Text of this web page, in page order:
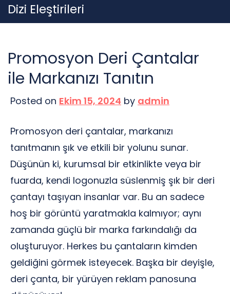
Skip
to
Dizi Eleştirileri
Promosyon Deri Çantalar
ile Markanızı Tanıtın
Posted on Ekim 15, 2024 by admin
Promosyon deri çantalar, markanızı
tanıtmanın şık ve etkili bir yolunu sunar.
Düşünün ki, kurumsal bir etkinlikte veya bir
fuarda, kendi logonuzla süslenmiş şık bir deri
çantayı taşıyan insanlar var. Bu an sadece
hoş bir görüntü yaratmakla kalmıyor; aynı
zamanda güçlü bir marka farkındalığı da
oluşturuyor. Herkes bu çantaların kimden
geldiğini görmek isteyecek. Başka bir deyişle,
deri çanta, bir yürüyen reklam panosuna